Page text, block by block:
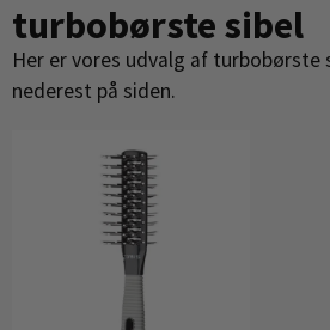
turbobørste sibel
Her er vores udvalg af turbobørste
nederest på siden.